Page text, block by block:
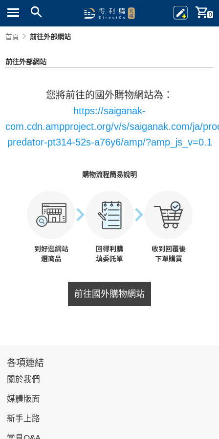
0
首頁 前往外部網站
前往外部網站
您將前往的國外購物網站為：
https://saiganak-
com.cdn.ampproject.org/v/s/saiganak.com/ja/
predator-pt314-52s-a76y6/amp/?amp_js_v=0.1
購物流程簡易說明
前往國外購物網站
各項連結
關於我們
媒體版面
新手上路